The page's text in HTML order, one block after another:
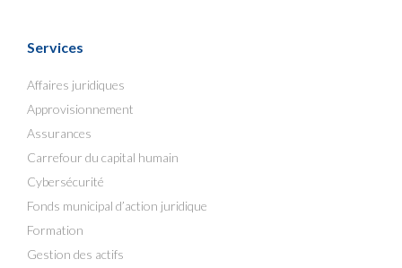
Services
Affaires juridiques
Approvisionnement
Assurances
Carrefour du capital humain
Cybersécurité
Fonds municipal d’action juridique
Formation
Gestion des actifs